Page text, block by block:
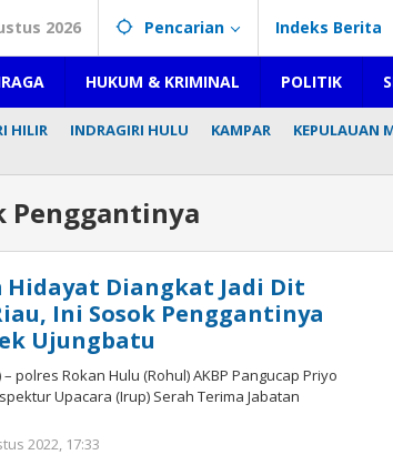
2026 Pencarian Indeks Berita
HUKUM & KRIMINAL POLITIK
HILIR INDRAGIRI HULU KAMPAR KEPULAUAN
Penggantinya
Hidayat Diangkat Jadi Dit
Ini Sosok Penggantinya
Ujungbatu
polres Rokan Hulu (Rohul) AKBP Pangucap Priyo
Upacara (Irup) Serah Terima Jabatan
2022, 17:33